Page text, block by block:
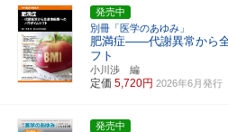
発売中
別冊「医学のあゆみ」
肥満症――代謝異常から
フト
小川渉 編
定価 5,720円 2026年6月発行
発売中